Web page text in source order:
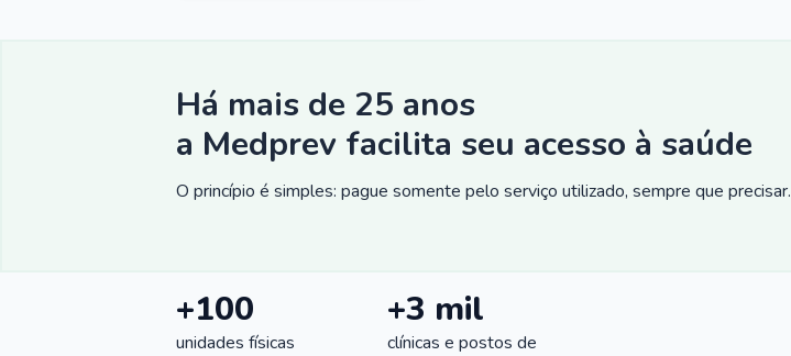
Há mais de 25 anos
a Medprev facilita seu acesso à saúde
O princípio é simples: pague somente pelo serviço utilizado, sempre que precisar.
+100
unidades físicas
+3 mil
clínicas e postos de